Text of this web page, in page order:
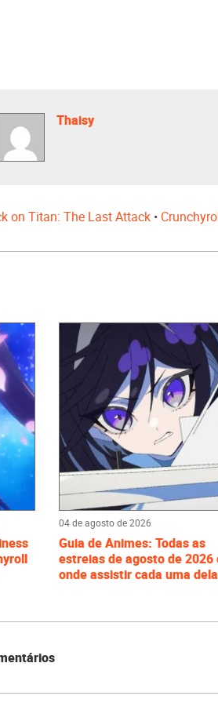
Thaisy
on Titan: The Last Attack •
04 de agosto de 2026
Guia de Animes: Todas as
estreias de agosto de 2026
onde assistir cada uma